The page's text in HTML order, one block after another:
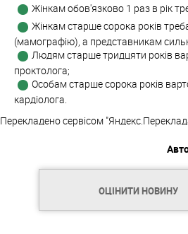
Жінкам обов'язково 1 раз в рік
Жінкам старше сорока років
(мамографію), а представникам
Людям старше тридцяти років
проктолога;
Особам старше сорока років
кардіолога.
Перекладено сервісом
ОЦІНИТИ НОВИНУ